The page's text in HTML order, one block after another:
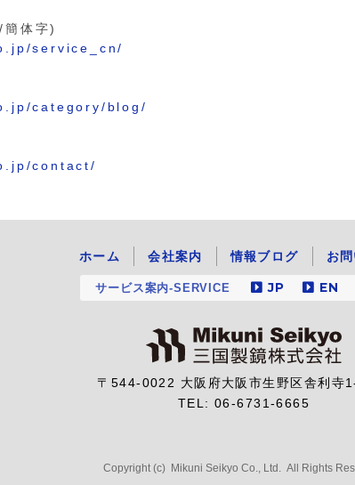
体字)
service_cn/
category/blog/
contact/
ホーム 会社案内 情報ブログ お
サービス案内-SERVICE JP EN
〒544-0022 大阪府大阪市生野区舎利寺
TEL: 06-6731-6665
Copyright (c) Mikuni Seikyo Co., Ltd. All Rights